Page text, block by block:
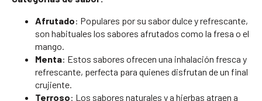
Afrutado: Populares por su sabor dulce y refrescante,
son habituales los sabores afrutados como la fresa o el
mango.
Menta: Estos sabores ofrecen una inhalación fresca y
refrescante, perfecta para quienes disfrutan de un final
crujiente.
Terroso: Los sabores naturales y a hierbas atraen a